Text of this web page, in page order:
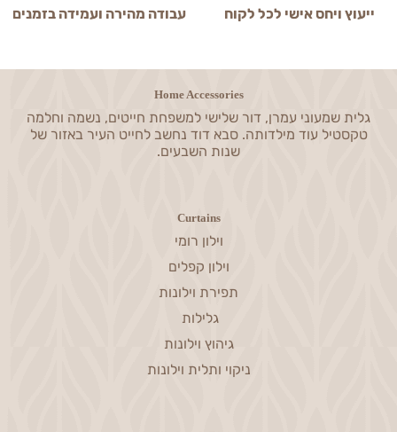
ייעוץ ויחס אישי לכל לקוח עבודה מהירה ועמידה בזמנים
Home Accessories
גלית שמעוני עמרן, דור שלישי למשפחת חייטים, נשמה וחלמה
טקסטיל עוד מילדותה. סבא דוד נחשב לחייט העיר באזור של
שנות השבעים.
Curtains
וילון רומי
וילון קפלים
תפירת וילונות
גלילות
גיהוץ וילונות
ניקוי ותלית וילונות